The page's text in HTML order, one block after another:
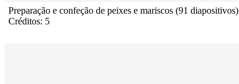
Preparação e confeção de peixes e mariscos (91 diapositivos)
Créditos: 5